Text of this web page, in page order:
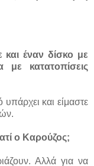
και έναν δίσκο με
κατατοπίσεις
υπάρχει και είμαστε
ο Καρούζος;
Αλλά για να